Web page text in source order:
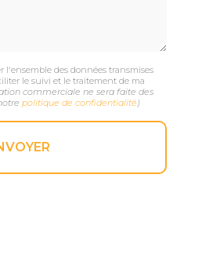
l'ensemble des données transmises
le suivi et le traitement de ma
commerciale ne sera faite des
politique de confidentialité )